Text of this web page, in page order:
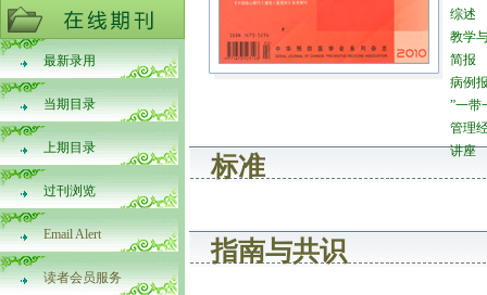
最新录用
当期目录
上期目录
过刊浏览
Email Alert
读者会员服务
综述
教学
简报
病例
”一带
管理
讲座
标准
指南与共识